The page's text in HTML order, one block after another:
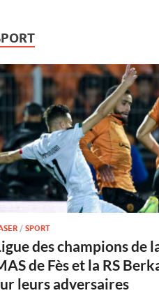
/SPORT
des champions de
de Fès et la RS
leurs adversaires